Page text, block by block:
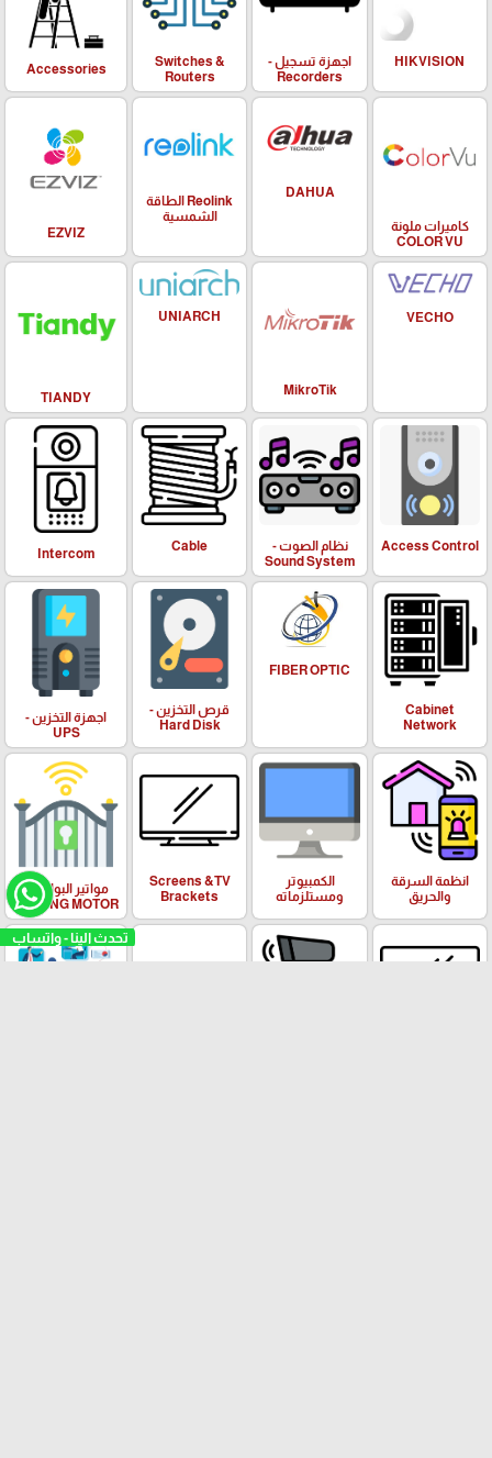
تحدث الينا - واتساب
HIKVISION
اجهزة تسجيل -
Recorders
Switches &
Routers
Accessories
كاميرات ملونة
COLOR VU
DAHUA
Reolink الطاقة
الشمسية
EZVIZ
VECHO
MikroTik
UNIARCH
TIANDY
Access Control
نظام الصوت -
Sound System
Cable
Intercom
Cabinet
Network
FIBER OPTIC
قرص التخزين -
Hard Disk
اجهزة التخزين -
UPS
انظمة السرقة
والحريق
الكمبيوتر
ومستلزماته
Screens &TV
Brackets
مواتير البوابات -
SLIDING MOTOR